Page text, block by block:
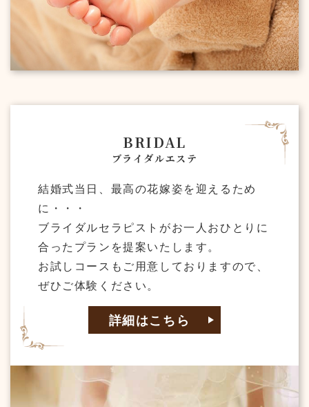
BRIDAL
ブライダルエステ
結婚式当日、最高の花嫁姿を迎えるため
に・・・
ブライダルセラピストがお一人おひとりに
合ったプランを提案いたします。
お試しコースもご用意しておりますので、
ぜひご体験ください。
詳細はこちら